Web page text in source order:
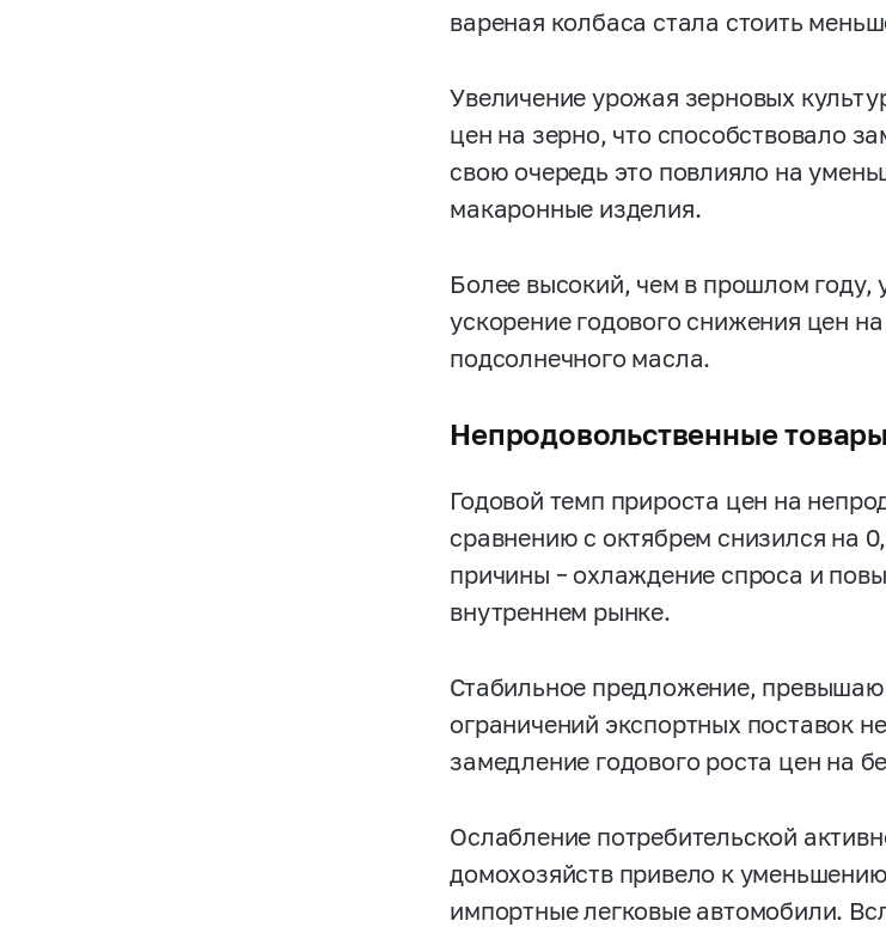
вареная колбаса стала стоить
Увеличение урожая зерновых
цен на зерно, что способствовало
свою очередь это повлияло на
макаронные изделия.
Более высокий, чем в прошлом году,
ускорение годового снижения цен
подсолнечного масла.
Непродовольственные товары
Годовой темп прироста цен на
сравнению с октябрем снизился на
причины – охлаждение спроса и
внутреннем рынке.
Стабильное предложение,
ограничений экспортных поставок
замедление годового роста цен на
Ослабление потребительской
домохозяйств привело к
импортные легковые автомобили.